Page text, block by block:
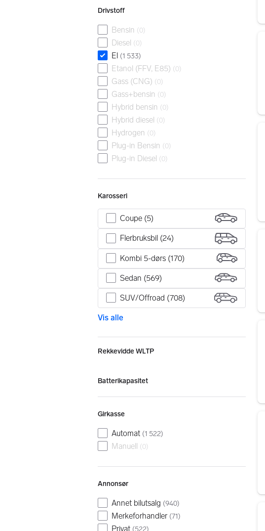
Drivstoff
Bensin (0)
Diesel (0)
El (1 533)
Etanol (FFV, E85) (0)
Gass (CNG) (0)
Gass+bensin (0)
Hybrid bensin (0)
Hybrid diesel (0)
Hydrogen (0)
Plug-in Bensin (0)
Plug-in Diesel (0)
Karosseri
Coupe (5)
Flerbruksbil (24)
Kombi 5-dørs (170)
Sedan (569)
SUV/Offroad (708)
Vis alle
Rekkevidde WLTP
Batterikapasitet
Girkasse
Automat (1 522)
Manuell (0)
Annonsør
Annet bilutsalg (940)
Merkeforhandler (71)
Privat